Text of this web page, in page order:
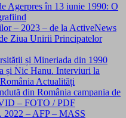
Agerpres în 13 iunie 1990: O
– 2023 – de la ActiveNews
Ziua Unirii Principatelor
și Mineriada din 1990
și Nic Hanu. Interviuri la
Actualități
din România campania de
– FOTO / PDF
– AFP – MASS